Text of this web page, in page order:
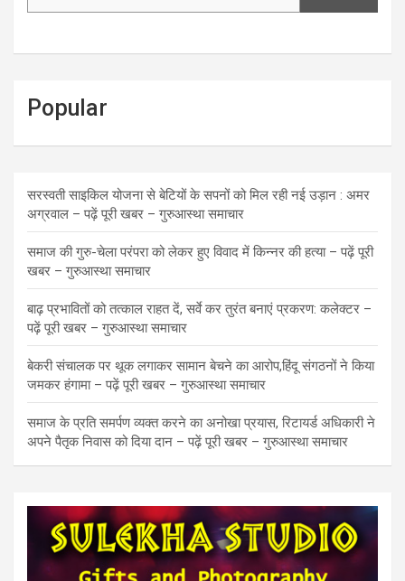
Popular
सरस्वती साइकिल योजना से बेटियों के सपनों को मिल रही नई उड़ान : अमर
अग्रवाल – पढ़ें पूरी खबर – गुरुआस्था समाचार
समाज की गुरु-चेला परंपरा को लेकर हुए विवाद में किन्नर की हत्या – पढ़ें पूरी
खबर – गुरुआस्था समाचार
बाढ़ प्रभावितों को तत्काल राहत दें, सर्वे कर तुरंत बनाएं प्रकरण: कलेक्टर –
पढ़ें पूरी खबर – गुरुआस्था समाचार
बेकरी संचालक पर थूक लगाकर सामान बेचने का आरोप,हिंदू संगठनों ने किया
जमकर हंगामा – पढ़ें पूरी खबर – गुरुआस्था समाचार
समाज के प्रति समर्पण व्यक्त करने का अनोखा प्रयास, रिटायर्ड अधिकारी ने
अपने पैतृक निवास को दिया दान – पढ़ें पूरी खबर – गुरुआस्था समाचार